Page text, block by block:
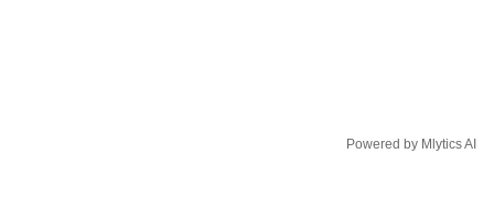
Powered by Mlytics AI